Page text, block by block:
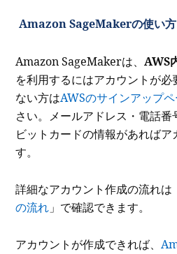
Amazon SageMakerの使い方
Amazon SageMakerは、AWS
を利用するにはアカウントが
ない方はAWSのサインアップ
さい。メールアドレス・電話
ビットカードの情報があればア
す。
詳細なアカウント作成の流れは
の流れ 」で確認できます。
アカウントが作成できれば、